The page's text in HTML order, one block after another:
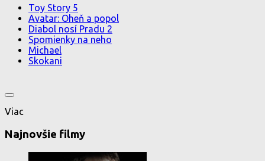
Toy Story 5
Avatar: Oheň a popol
Diabol nosí Pradu 2
Spomienky na neho
Michael
Skokani
Viac
Najnovšie filmy